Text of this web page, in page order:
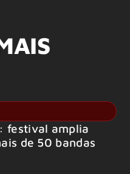
festival amplia
de 50 bandas